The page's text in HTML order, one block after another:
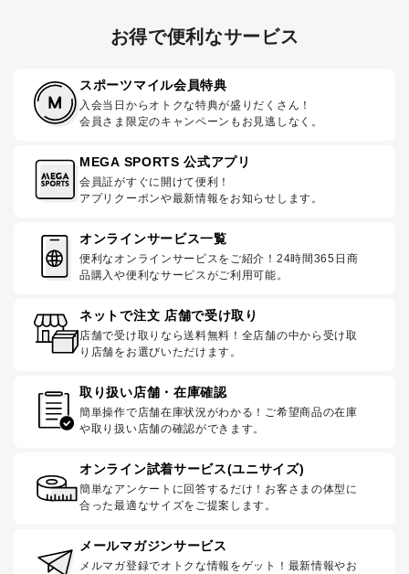
お得で便利なサービス
スポーツマイル会員特典
入会当日からオトクな特典が盛りだくさん！
会員さま限定のキャンペーンもお見逃しなく。
MEGA SPORTS 公式アプリ
会員証がすぐに開けて便利！
アプリクーポンや最新情報をお知らせします。
オンラインサービス一覧
便利なオンラインサービスをご紹介！24時間365日商
品購入や便利なサービスがご利用可能。
ネットで注文 店舗で受け取り
店舗で受け取りなら送料無料！全店舗の中から受け取
り店舗をお選びいただけます。
取り扱い店舗・在庫確認
簡単操作で店舗在庫状況がわかる！ご希望商品の在庫
や取り扱い店舗の確認ができます。
オンライン試着サービス(ユニサイズ)
簡単なアンケートに回答するだけ！お客さまの体型に
合った最適なサイズをご提案します。
メールマガジンサービス
メルマガ登録でオトクな情報をゲット！最新情報やお